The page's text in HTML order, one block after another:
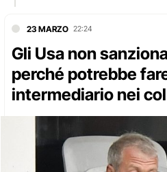
23 MARZO 22:24
Gli Usa non
perché potrebbe
intermediario nei